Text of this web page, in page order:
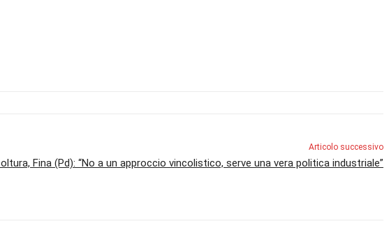
Articolo successivo
Fina (Pd): “No a un approccio vincolistico, serve una vera politica industriale”